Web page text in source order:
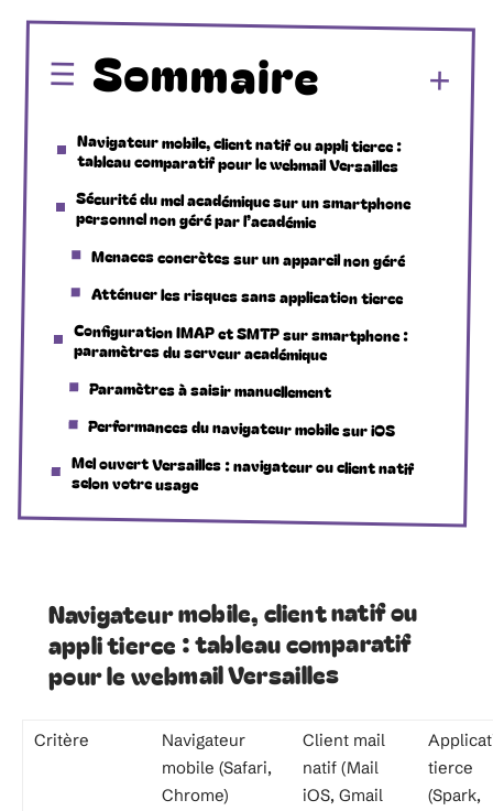
Sommaire
Navigateur mobile, client natif ou appli tierce :
tableau comparatif pour le webmail Versailles
Sécurité du mel académique sur un smartphone
personnel non géré par l’académie
Menaces concrètes sur un appareil non géré
Atténuer les risques sans application tierce
Configuration IMAP et SMTP sur smartphone :
paramètres du serveur académique
Paramètres à saisir manuellement
Performances du navigateur mobile sur iOS
Mel ouvert Versailles : navigateur ou client natif
selon votre usage
Navigateur mobile, client natif ou
appli tierce : tableau comparatif
pour le webmail Versailles
Critère
Navigateur
mobile (Safari,
Chrome)
Client mail
natif (Mail
iOS, Gmail
tierce
(Spark,